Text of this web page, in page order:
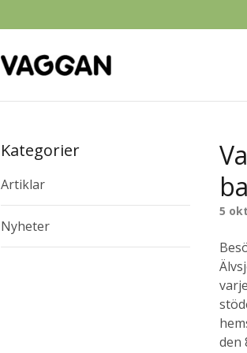
Kategorier
Artiklar
Nyheter
5
den